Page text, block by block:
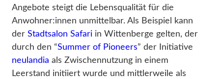
Angebote steigt die Lebensqualität für die
Anwohner:innen unmittelbar. Als Beispiel kann
der Stadtsalon Safari in Wittenberge gelten, der
durch den “Summer of Pioneers” der Initiative
neulandia als Zwischennutzung in einem
Leerstand initiiert wurde und mittlerweile als